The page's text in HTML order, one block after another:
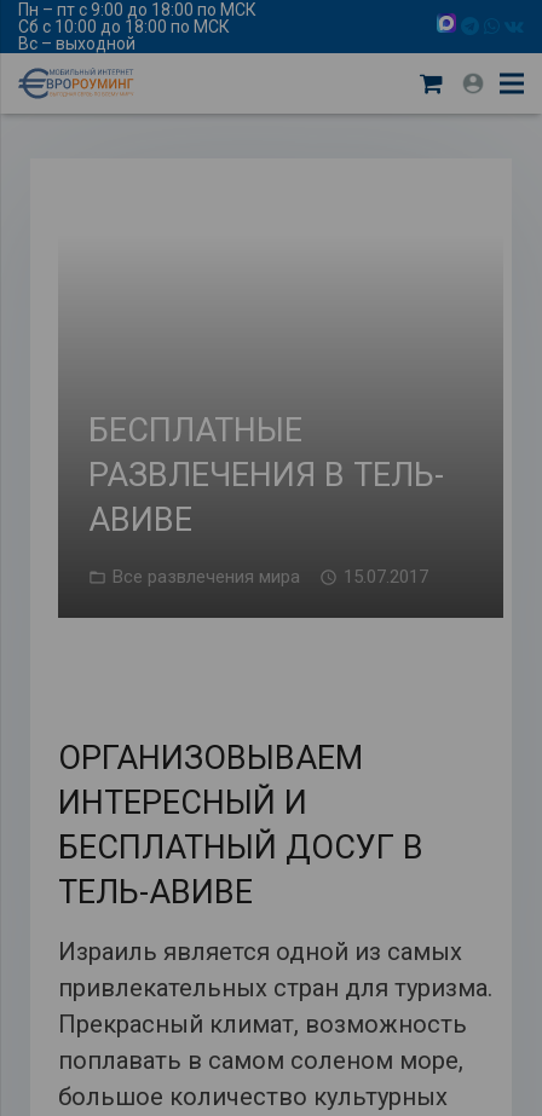
Пн – пт с 9:00 до 18:00 по МСК
Сб с 10:00 до 18:00 по МСК
Вс – выходной
БЕСПЛАТНЫЕ
РАЗВЛЕЧЕНИЯ В ТЕЛЬ-
АВИВЕ
Все развлечения мира 15.07.2017
ОРГАНИЗОВЫВАЕМ
ИНТЕРЕСНЫЙ И
БЕСПЛАТНЫЙ ДОСУГ В
ТЕЛЬ-АВИВЕ
Израиль является одной из самых
привлекательных стран для туризма.
Прекрасный климат, возможность
поплавать в самом соленом море,
большое количество культурных